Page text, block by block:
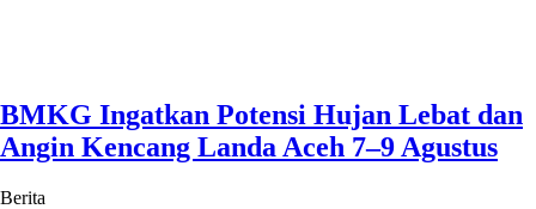
BMKG Ingatkan Potensi Hujan Lebat dan
Angin Kencang Landa Aceh 7–9 Agustus
Berita